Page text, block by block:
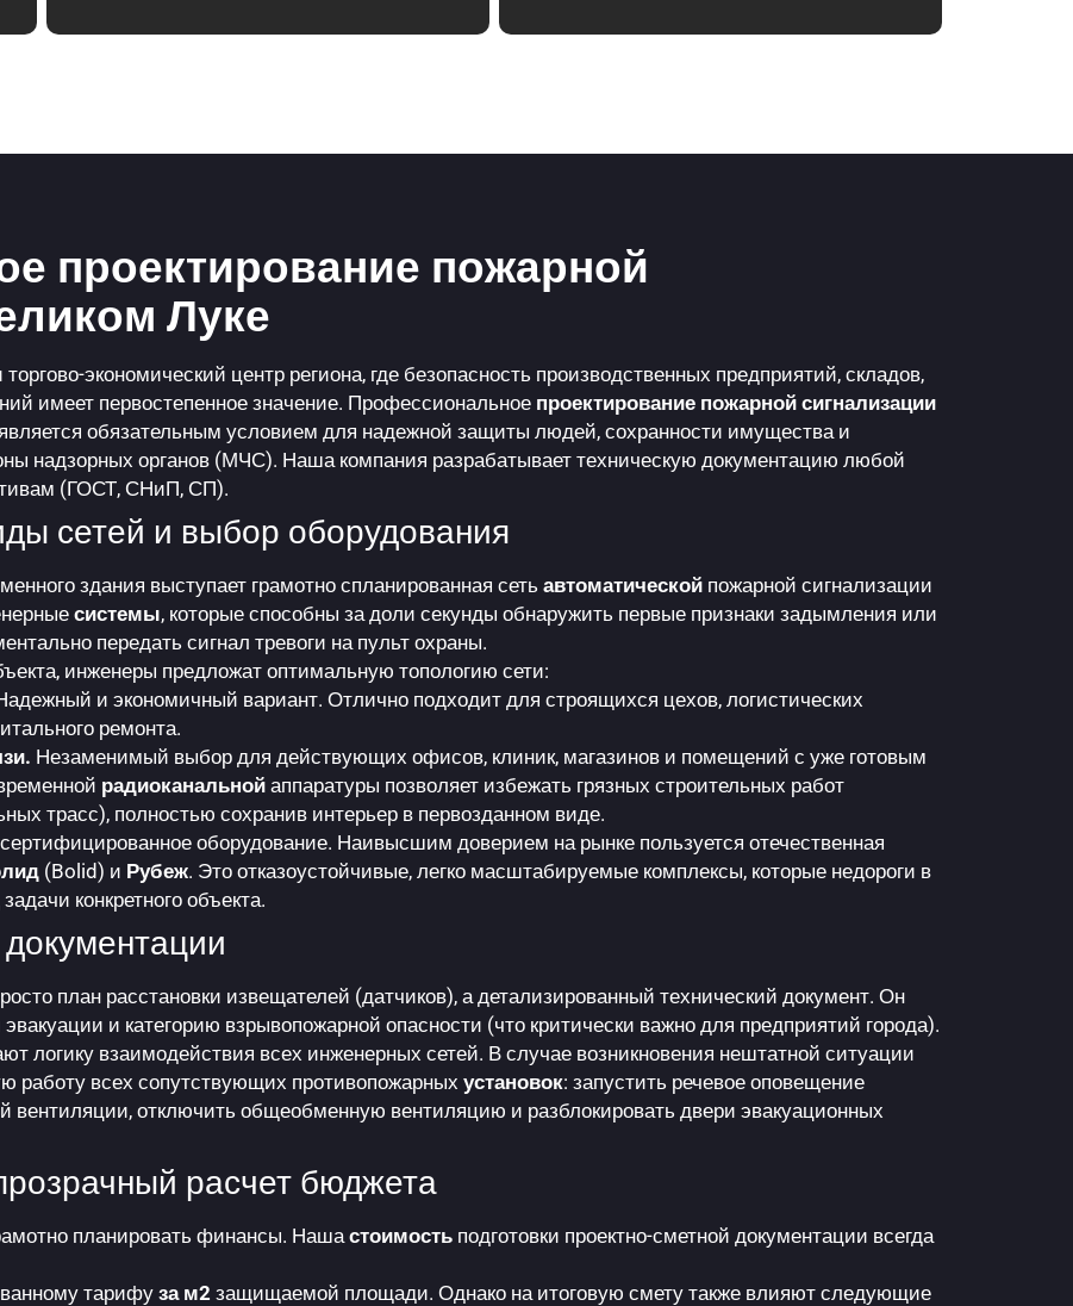
проектирование пожарной
Луке
экономический центр региона, где безопасность производственных предприятий, складов,
имеет первостепенное значение. Профессиональное проектирование пожарной сигнализации
обязательным условием для надежной защиты людей, сохранности имущества и
надзорных органов (МЧС). Наша компания разрабатывает техническую документацию любой
(ГОСТ, СНиП, СП).
сетей и выбор оборудования
здания выступает грамотно спланированная сеть автоматической пожарной сигнализации
системы, которые способны за доли секунды обнаружить первые признаки задымления или
передать сигнал тревоги на пульт охраны.
инженеры предложат оптимальную топологию сети:
и экономичный вариант. Отлично подходит для строящихся цехов, логистических
ремонта.
Незаменимый выбор для действующих офисов, клиник, магазинов и помещений с уже готовым
радиоканальной аппаратуры позволяет избежать грязных строительных работ
трасс), полностью сохранив интерьер в первозданном виде.
оборудование. Наивысшим доверием на рынке пользуется отечественная
(Bolid) и Рубеж. Это отказоустойчивые, легко масштабируемые комплексы, которые недороги в
конкретного объекта.
план расстановки извещателей (датчиков), а детализированный технический документ. Он
и категорию взрывопожарной опасности (что критически важно для предприятий города).
логику взаимодействия всех инженерных сетей. В случае возникновения нештатной ситуации
работу всех сопутствующих противопожарных установок: запустить речевое оповещение
отключить общеобменную вентиляцию и разблокировать двери эвакуационных
расчет бюджета
планировать финансы. Нашастоимость подготовки проектно-сметной документации всегда
тарифу за м2 защищаемой площади. Однако на итоговую смету также влияют следующие